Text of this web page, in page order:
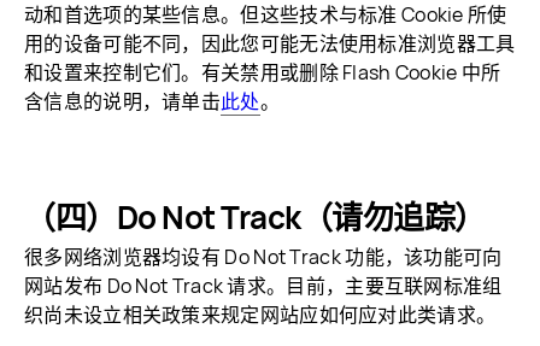
动和首选项的某些信息。但这些技术与标准 Cookie 所使
用的设备可能不同，因此您可能无法使用标准浏览器工具
和设置来控制它们。有关禁用或删除 Flash Cookie 中所
含信息的说明，请单击此处。
（四）Do Not Track（请勿追踪）
很多网络浏览器均设有 Do Not Track 功能，该功能可向
网站发布 Do Not Track 请求。目前，主要互联网标准组
织尚未设立相关政策来规定网站应如何应对此类请求。